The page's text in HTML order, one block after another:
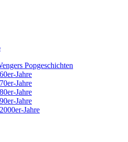
Popgeschichten
Jahre
Jahre
Jahre
Jahre
Jahre